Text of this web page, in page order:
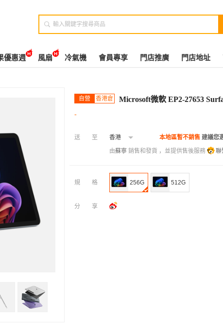

優惠週 風扇 冷氣機 會員專享 門店推廣 門店地址
自營 香港倉 Microsoft微軟 EP2-27653
-
送至 香港 本地區暫不銷售 建議您
由蘇寧 銷售和發貨 ，並提供售後服務 聯
規格 256G 512G
分享